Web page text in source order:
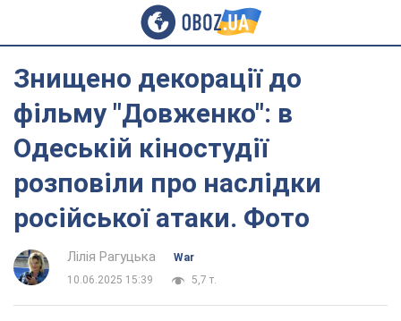
Знищено декорації до
фільму "Довженко": в
Одеській кіностудії
розповіли про наслідки
російської атаки. Фото
Лілія Рагуцька
War
10.06.2025 15:39
5,7 т.